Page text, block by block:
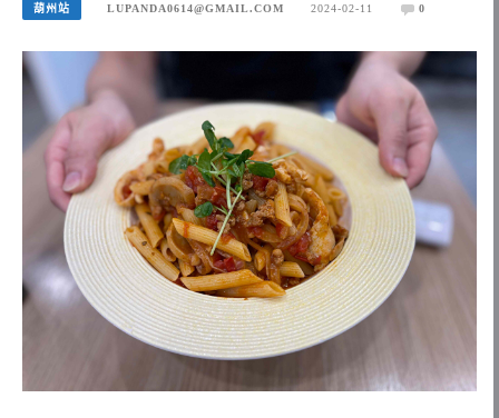
葫州站 LUPANDA0614@GMAIL.COM 2024-02-11 0